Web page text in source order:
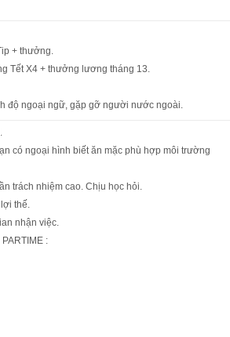
+ thưởng.
Tết X4 + thưởng lương tháng 13.
độ ngoại ngữ, gặp gỡ người nước ngoài.
có ngoại hình biết ăn mặc phù hợp môi trường
trách nhiệm cao. Chịu học hỏi.
thế.
nhận việc.
: